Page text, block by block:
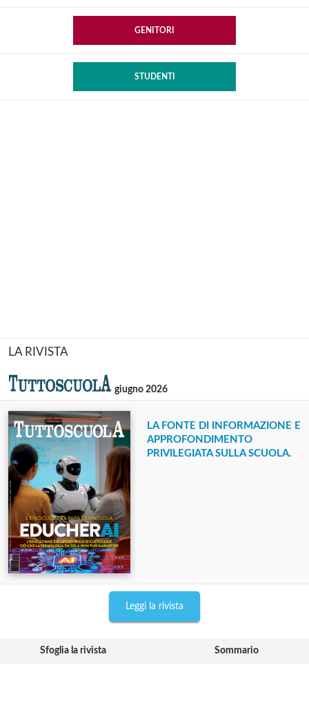
GENITORI
STUDENTI
LA RIVISTA
giugno 2026
LA FONTE DI INFORMAZIONE E
APPROFONDIMENTO
PRIVILEGIATA SULLA SCUOLA.
Leggi la rivista
Sfoglia la rivista Sommario